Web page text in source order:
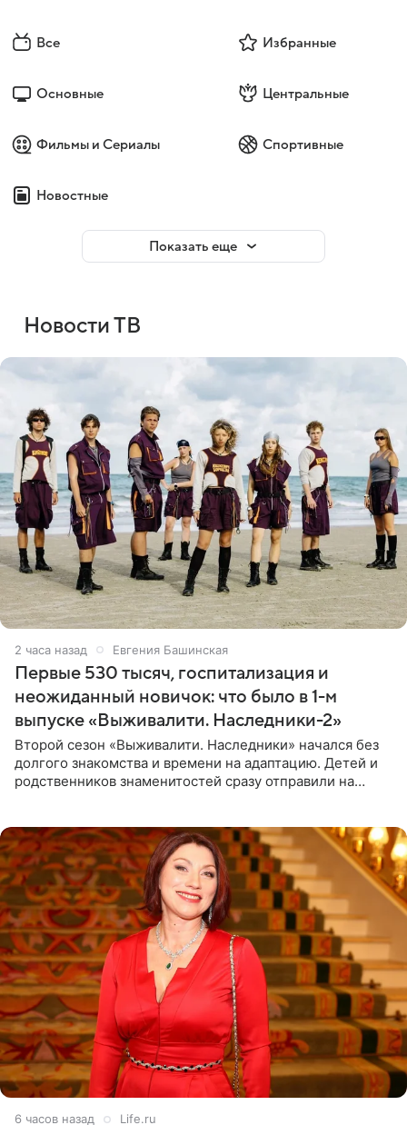
Все Избранные
Основные Центральные
Фильмы и Сериалы Спортивные
Новостные
Показать еще
Новости ТВ
2 часа назад Евгения Башинская
Первые 530 тысяч, госпитализация и
неожиданный новичок: что было в 1-м
выпуске «Выживалити. Наследники-2»
Второй сезон «Выживалити. Наследники» начался без
долгого знакомства и времени на адаптацию. Детей и
родственников знаменитостей сразу отправили на
6 часов назад Life.ru